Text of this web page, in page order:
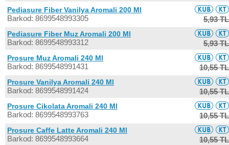
Pediasure Fiber Vanilya Aromali 200 Ml
Barkod: 8699548993305 5,93 TL
Pediasure Fiber Muz Aromali 200 Ml
Barkod: 8699548993312 5,93 TL
Prosure Muz Aromali 240 Ml
Barkod: 8699548991431 10,55 TL
Prosure Vanilya Aromali 240 Ml
Barkod: 8699548991424 10,55 TL
Prosure Cikolata Aromali 240 Ml
Barkod: 8699548993763 10,55 TL
Prosure Caffe Latte Aromali 240 Ml
Barkod: 8699548993664 10,55 TL